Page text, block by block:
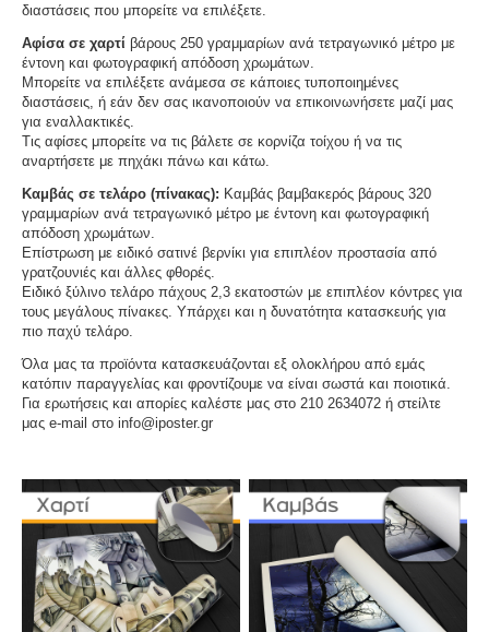
διαστάσεις που μπορείτε να επιλέξετε.
Αφίσα σε χαρτί βάρους 250 γραμμαρίων ανά τετραγωνικό μέτρο με
έντονη και φωτογραφική απόδοση χρωμάτων.
Μπορείτε να επιλέξετε ανάμεσα σε κάποιες τυποποιημένες
διαστάσεις, ή εάν δεν σας ικανοποιούν να επικοινωνήσετε μαζί μας
για εναλλακτικές.
Τις αφίσες μπορείτε να τις βάλετε σε κορνίζα τοίχου ή να τις
αναρτήσετε με πηχάκι πάνω και κάτω.
Καμβάς σε τελάρο (πίνακας): Καμβάς βαμβακερός βάρους 320
γραμμαρίων ανά τετραγωνικό μέτρο με έντονη και φωτογραφική
απόδοση χρωμάτων.
Επίστρωση με ειδικό σατινέ βερνίκι για επιπλέον προστασία από
γρατζουνιές και άλλες φθορές.
Ειδικό ξύλινο τελάρο πάχους 2,3 εκατοστών με επιπλέον κόντρες για
τους μεγάλους πίνακες. Υπάρχει και η δυνατότητα κατασκευής για
πιο παχύ τελάρο.
Όλα μας τα προϊόντα κατασκευάζονται εξ ολοκλήρου από εμάς
κατόπιν παραγγελίας και φροντίζουμε να είναι σωστά και ποιοτικά.
Για ερωτήσεις και απορίες καλέστε μας στο 210 2634072 ή στείλτε
μας e-mail στο info@iposter.gr